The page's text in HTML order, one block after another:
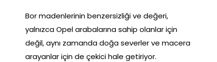
Bor madenlerinin benzersizliği ve değeri,
yalnızca Opel arabalarına sahip olanlar için
değil, aynı zamanda doğa severler ve macera
arayanlar için de çekici hale getiriyor.